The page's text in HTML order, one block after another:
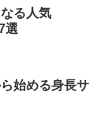
る人気
選
始める身長サ